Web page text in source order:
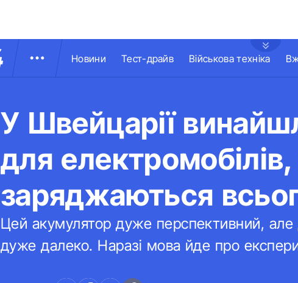
Новини Тест-драйв Військова техніка
У Швейцарії
для електромобілів,
заряджаються
Цей акумулятор дуже перспективний,
дуже далеко. Наразі мова йде про